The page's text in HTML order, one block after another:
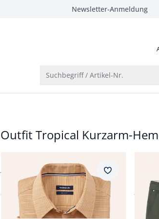
Newsletter-Anmeldung
Suchbegriff / Artikel-Nr.
Outfit Tropical Kurzarm-
Tropical Kurzarm-Hemd
ab
Fr. 99,99
Merkzettel
ab
Fr.